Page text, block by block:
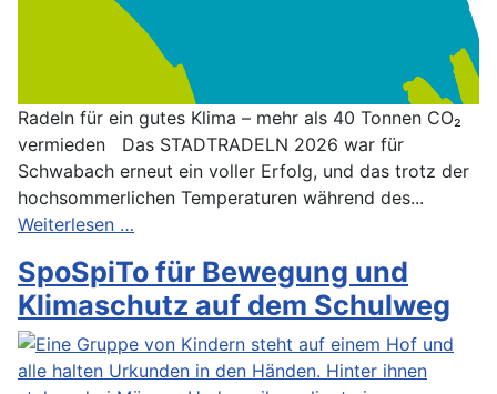
Radeln für ein gutes Klima – mehr als 40 Tonnen CO₂
vermieden Das STADTRADELN 2026 war für
Schwabach erneut ein voller Erfolg, und das trotz der
hochsommerlichen Temperaturen während des...
Weiterlesen …
SpoSpiTo für Bewegung und
Klimaschutz auf dem Schulweg